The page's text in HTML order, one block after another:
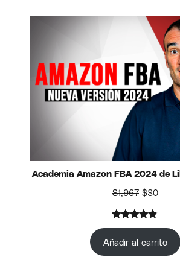
valoración
Academia Amazon FBA 2024 de
$1,967 El precio
$30El
Valorado
con 4.75
de 5 en
4
Añadir al carrito